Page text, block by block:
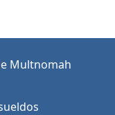
Multnomah